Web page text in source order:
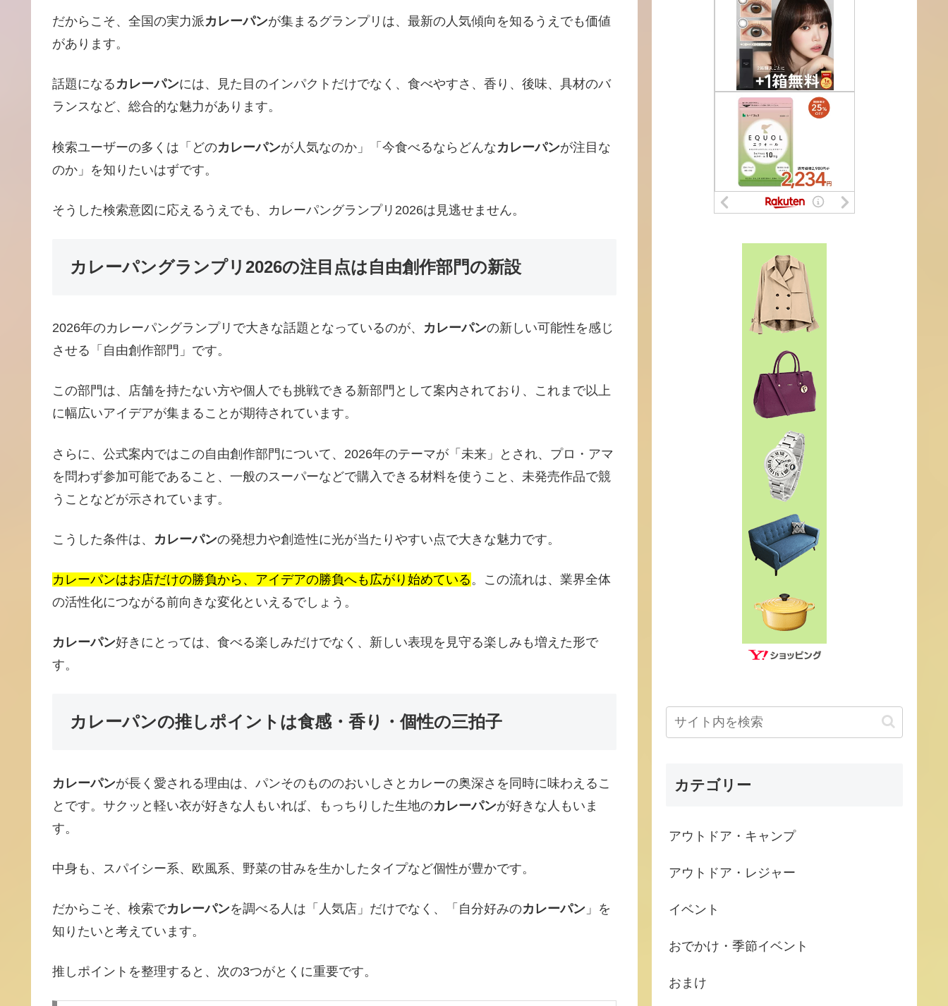
だからこそ、全国の実力派カレーパンが集まるグランプリは、最新の人気傾向を知るうえでも価値
があります。
話題になる カレーパンには、見た目のインパクトだけでなく、食べやすさ、香り、後味、具材のバ
ランスなど、総合的な魅力があります。
検索ユーザーの多くは「どのカレーパンが人気なのか」「今食べるならどんなカレーパンが注目な
のか」を知りたいはずです。
そうした検索意図に応えるうえでも、カレーパングランプリ2026は見逃せません。
カレーパングランプリ2026の注目点は自由創作部門の新設
2026年のカレーパングランプリで大きな話題となっているのが、 カレーパンの新しい可能性を感じ
させる「自由創作部門」です。
この部門は、店舗を持たない方や個人でも挑戦できる新部門として案内されており、これまで以上
に幅広いアイデアが集まることが期待されています。
さらに、公式案内ではこの自由創作部門について、2026年のテーマが「未来」とされ、プロ・アマ
を問わず参加可能であること、一般のスーパーなどで購入できる材料を使うこと、未発売作品で競
うことなどが示されています。
こうした条件は、 カレーパンの発想力や創造性に光が当たりやすい点で大きな魅力です。
カレーパンはお店だけの勝負から、アイデアの勝負へも広がり始めている 。この流れは、業界全体
の活性化につながる前向きな変化といえるでしょう。
カレーパン好きにとっては、食べる楽しみだけでなく、新しい表現を見守る楽しみも増えた形で
す。
カレーパンの推しポイントは食感・香り・個性の三拍子
カレーパンが長く愛される理由は、パンそのもののおいしさとカレーの奥深さを同時に味わえるこ
とです。サクッと軽い衣が好きな人もいれば、もっちりした生地のカレーパンが好きな人もいま
す。
中身も、スパイシー系、欧風系、野菜の甘みを生かしたタイプなど個性が豊かです。
だからこそ、検索でカレーパンを調べる人は「人気店」だけでなく、「自分好みのカレーパン 」を
知りたいと考えています。
推しポイントを整理すると、次の3つがとくに重要です。
カテゴリー
アウトドア・キャンプ
アウトドア・レジャー
イベント
おでかけ・季節イベント
おまけ